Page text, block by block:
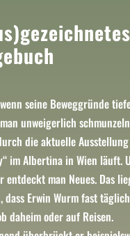
seine Beweggründe
unweigerlich
die aktuelle Ausstellung
im Albertina in Wien läuft.
entdeckt man Neues. Das
dass Erwin Wurm fast
daheim oder auf Reisen.